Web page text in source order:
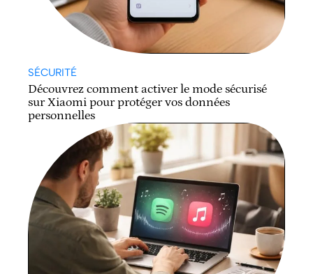
SÉCURITÉ
Découvrez comment activer le mode sécurisé
sur Xiaomi pour protéger vos données
personnelles